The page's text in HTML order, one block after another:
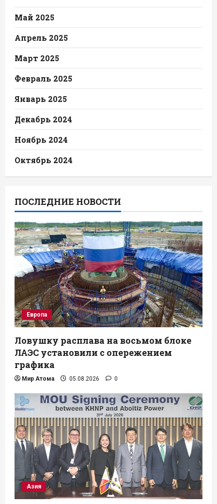
Май 2025
Апрель 2025
Март 2025
Февраль 2025
Январь 2025
Декабрь 2024
Ноябрь 2024
Октябрь 2024
ПОСЛЕДНИЕ НОВОСТИ
Европа
Ловушку расплава на восьмом блоке
ЛАЭС установили с опережением
графика
Мир Атома 05.08.2026 0
Азия